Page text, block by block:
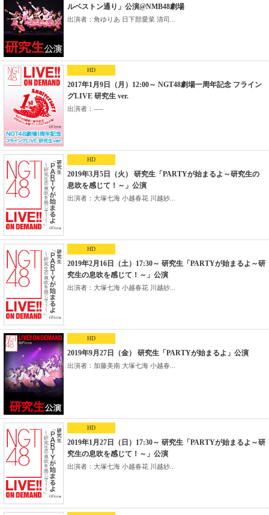
ルベストン通り」公演@NMB48劇場
出演者：角ゆりあ 日下部愛菜 清司...
HD
2017年1月9日（月）12:00～ NGT48劇場一周年記念 フライン
グLIVE 研究生 ver.
出演者：----
HD
2019年3月5日（火） 研究生「PARTYが始まるよ～研究生の
息吹を感じて！～」公演
出演者：大塚七海 小越春花 川越紗...
HD
2019年2月16日（土）17:30～ 研究生「PARTYが始まるよ～研
究生の息吹を感じて！～」公演
出演者：大塚七海 小越春花 川越紗...
HD
2019年9月27日（金） 研究生「PARTYが始まるよ」公演
出演者：加藤美南 大塚七海 小越春...
HD
2019年1月27日（日）17:30～ 研究生「PARTYが始まるよ～研
究生の息吹を感じて！～」公演
出演者：大塚七海 小越春花 川越紗...